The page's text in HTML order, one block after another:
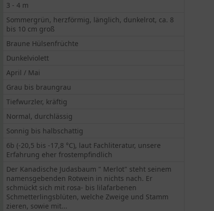
3 - 4 m
Sommergrün, herzförmig, länglich, dunkelrot, ca. 8
bis 10 cm groß
Braune Hülsenfrüchte
Dunkelviolett
April / Mai
Grau bis braungrau
Tiefwurzler, kräftig
Normal, durchlässig
Sonnig bis halbschattig
6b (-20,5 bis -17,8 °C), laut Fachliteratur, unsere
Erfahrung eher frostempfindlich
Der Kanadische Judasbaum " Merlot" steht seinem
namensgebenden Rotwein in nichts nach. Er
schmückt sich mit rosa- bis lilafarbenen
Schmetterlingsblüten, welche Zweige und Stamm
zieren, sowie mit...